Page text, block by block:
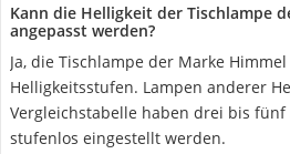
Kann die Helligkeit der Tischlampe
angepasst werden?
Ja, die Tischlampe der Marke
Helligkeitsstufen. Lampen anderer
Vergleichstabelle haben drei bis
stufenlos eingestellt werden.